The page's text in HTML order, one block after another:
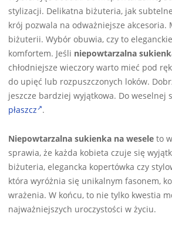
stylizacji. Delikatna biżuteria, jak
krój pozwala na odważniejsze akcesoria.
biżuterii. Wybór obuwia, czy to
komfortem. Jeśli niepowtarzalna
chłodniejsze wieczory warto mieć pod
do upięć lub rozpuszczonych loków.
jeszcze bardziej wyjątkowa. Do
płaszcz .
Niepowtarzalna sukienka na wesele to
sprawia, że każda kobieta czuje się
biżuteria, elegancka kopertówka czy
która wyróżnia się unikalnym fasonem,
wrażenia. W końcu, to nie tylko kwestia
najważniejszych uroczystości w życiu.